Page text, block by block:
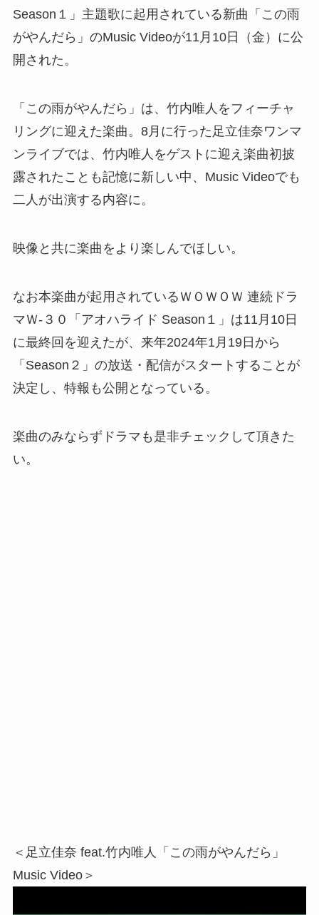
Season１」主題歌に起用されている新曲「この雨
がやんだら」のMusic Videoが11月10日（金）に公
開された。
「この雨がやんだら」は、竹内唯人をフィーチャ
リングに迎えた楽曲。8月に行った足立佳奈ワンマ
ンライブでは、竹内唯人をゲストに迎え楽曲初披
露されたことも記憶に新しい中、Music Videoでも
二人が出演する内容に。
映像と共に楽曲をより楽しんでほしい。
なお本楽曲が起用されているＷＯＷＯＷ 連続ドラ
マＷ-３０「アオハライド Season１」は11月10日
に最終回を迎えたが、来年2024年1月19日から
「Season２」の放送・配信がスタートすることが
決定し、特報も公開となっている。
楽曲のみならずドラマも是非チェックして頂きた
い。
＜足立佳奈 feat.竹内唯人「この雨がやんだら」
Music Video＞